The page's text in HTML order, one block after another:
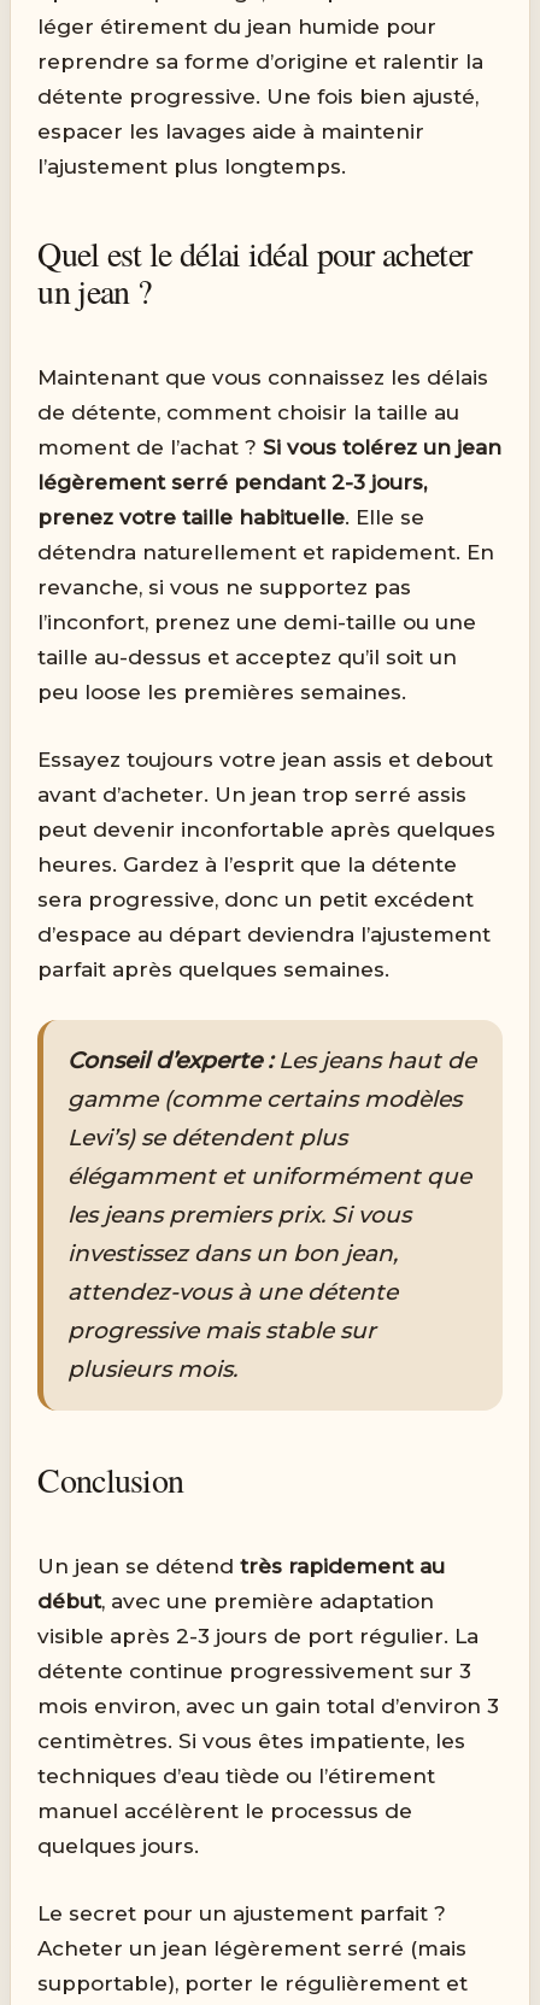
léger étirement du jean humide pour
reprendre sa forme d’origine et ralentir la
détente progressive. Une fois bien ajusté,
espacer les lavages aide à maintenir
l’ajustement plus longtemps.
Quel est le délai idéal pour acheter
un jean ?
Maintenant que vous connaissez les délais
de détente, comment choisir la taille au
moment de l’achat ?Si vous tolérez un jean
légèrement serré pendant 2-3 jours,
prenez votre taille habituelle. Elle se
détendra naturellement et rapidement. En
revanche, si vous ne supportez pas
l’inconfort, prenez une demi-taille ou une
taille au-dessus et acceptez qu’il soit un
peu loose les premières semaines.
Essayez toujours votre jean assis et debout
avant d’acheter. Un jean trop serré assis
peut devenir inconfortable après quelques
heures. Gardez à l’esprit que la détente
sera progressive, donc un petit excédent
d’espace au départ deviendra l’ajustement
parfait après quelques semaines.
Conseil d’experte :Les jeans haut de
gamme (comme certains modèles
Levi’s) se détendent plus
élégamment et uniformément que
les jeans premiers prix. Si vous
investissez dans un bon jean,
attendez-vous à une détente
progressive mais stable sur
plusieurs mois.
Conclusion
Un jean se détendtrès rapidement au
début, avec une première adaptation
visible après 2-3 jours de port régulier. La
détente continue progressivement sur 3
mois environ, avec un gain total d’environ 3
centimètres. Si vous êtes impatiente, les
techniques d’eau tiède ou l’étirement
manuel accélèrent le processus de
quelques jours.
Le secret pour un ajustement parfait ?
Acheter un jean légèrement serré (mais
supportable), porter le régulièrement et